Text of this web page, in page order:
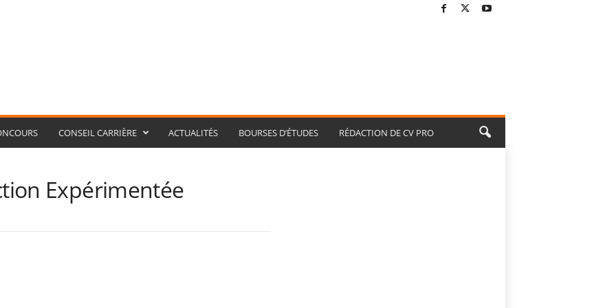
CONSEIL CARRIÈRE ACTUALITÉS BOURSES D’ÉTUDES RÉDACTION DE CV PRO
Expérimentée